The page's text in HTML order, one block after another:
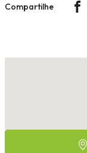
Compartilhe